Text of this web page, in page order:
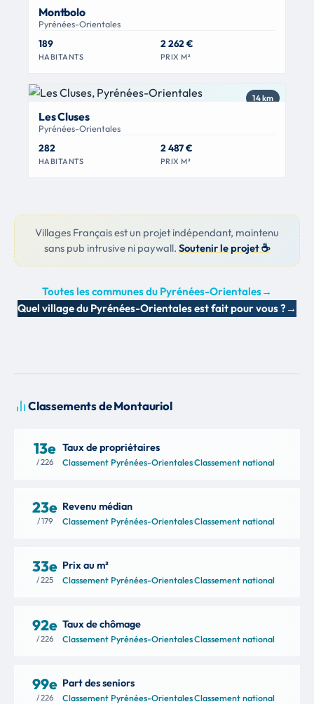
Montbolo
Pyrénées-Orientales
189
HABITANTS
2 262 €
PRIX M²
14 km
Les Cluses
Pyrénées-Orientales
282
HABITANTS
2 487 €
PRIX M²
Villages Français est un projet indépendant, maintenu
sans pub intrusive ni paywall. Soutenir le projet ☕
Toutes les communes du Pyrénées-Orientales→
Quel village du Pyrénées-Orientales est fait pour vous ? →
Classements de Montauriol
13e
/ 226
Taux de propriétaires
Classement Pyrénées-Orientales·Classement national
23e
/ 179
Revenu médian
Classement Pyrénées-Orientales·Classement national
33e
/ 225
Prix au m²
Classement Pyrénées-Orientales·Classement national
92e
/ 226
Taux de chômage
Classement Pyrénées-Orientales·Classement national
99e
/ 226
Part des seniors
Classement Pyrénées-Orientales·Classement national